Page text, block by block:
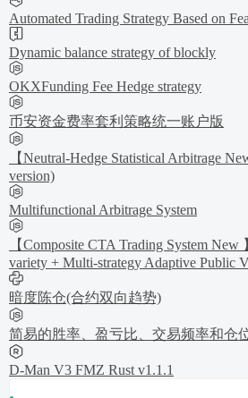
Automated Trading Strategy Based on
Dynamic balance strategy of blockly
OKXFunding Fee Hedge strategy
币安资金费率套利策略统一账户版
【Neutral-Hedge Statistical Arbitrage
version)
Multifunctional Arbitrage System
【Composite CTA Trading System
variety + Multi-strategy Adaptive Public
暗度陈仓(合约双向趋势)
简易的胜率、盈亏比、交易频率和仓
D-Man V3 FMZ Rust v1.1.1